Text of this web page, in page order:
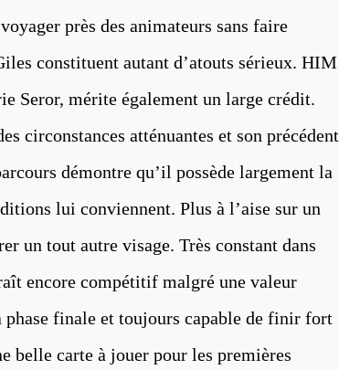
près des animateurs sans faire
constituent autant d’atouts sérieux. HIM
Seror, mérite également un large crédit.
circonstances atténuantes et son précédent
démontre qu’il possède largement la
lui conviennent. Plus à l’aise sur un
un tout autre visage. Très constant dans
encore compétitif malgré une valeur
phase finale et toujours capable de finir fort
belle carte à jouer pour les premières